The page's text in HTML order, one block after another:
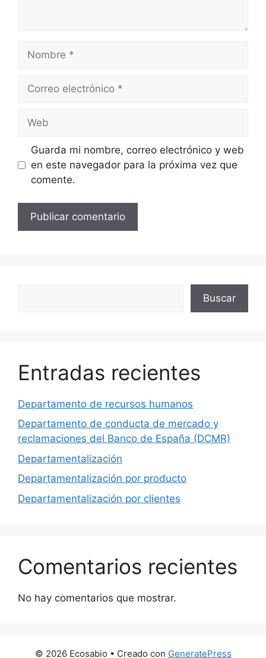
Nombre
Correo
Web
Guarda mi nombre, correo electrónico y web
en este navegador para la próxima vez que
comente.
Buscar
Entradas recientes
Departamento de recursos humanos
Departamento de conducta de mercado y
reclamaciones del Banco de España (DCMR)
Departamentalización
Departamentalización por producto
Departamentalización por clientes
Comentarios recientes
No hay comentarios que mostrar.
© 2026 Ecosabio • Creado con GeneratePress